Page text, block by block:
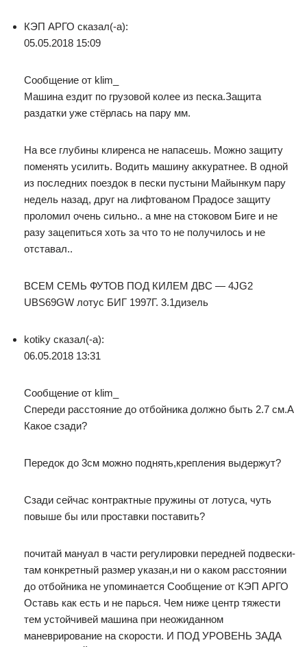
КЭП АРГО сказал(-а):
05.05.2018 15:09
Сообщение от klim_
Машина ездит по грузовой колее из песка.Защита
раздатки уже стёрлась на пару мм.
На все глубины клиренса не напасешь. Можно защиту
поменять усилить. Водить машину аккуратнее. В одной
из последних поездок в пески пустыни Майынкум пару
недель назад, друг на лифтованом Прадосе защиту
проломил очень сильно.. а мне на стоковом Биге и не
разу зацепиться хоть за что то не получилось и не
отставал..
ВСЕМ СЕМЬ ФУТОВ ПОД КИЛЕМ ДВС — 4JG2
UBS69GW лотус БИГ 1997Г. 3.1дизель
kotiky сказал(-а):
06.05.2018 13:31
Сообщение от klim_
Спереди расстояние до отбойника должно быть 2.7 см.А
Какое сзади?
Передок до 3см можно поднять,крепления выдержут?
Сзади сейчас контрактные пружины от лотуса, чуть
повыше бы или проставки поставить?
почитай мануал в части регулировки передней подвески-
там конкретный размер указан,и ни о каком расстоянии
до отбойника не упоминается Сообщение от КЭП АРГО
Оставь как есть и не парься. Чем ниже центр тяжести
тем устойчивей машина при неожиданном
маневрирование на скорости. И ПОД УРОВЕНЬ ЗАДА